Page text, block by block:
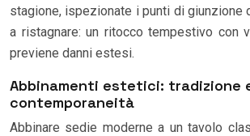
stagione, ispezionate i punti di giunzione
a ristagnare: un ritocco tempestivo con
previene danni estesi.
Abbinamenti estetici: tradizione
contemporaneità
Abbinare sedie moderne a un tavolo